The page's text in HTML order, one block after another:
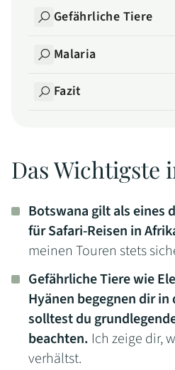
Gefährliche Tiere
Malaria
Fazit
Das Wichtigste
Botswana gilt als eines
für Safari-Reisen in
meinen Touren stets
Gefährliche Tiere wie
Hyänen begegnen dir
solltest du
beachten. Ich zeige dir,
verhältst.